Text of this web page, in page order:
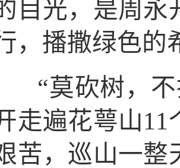
目光，是周永
，播撒绿色的
“莫砍树，不
走遍花萼山11
苦，巡山一整